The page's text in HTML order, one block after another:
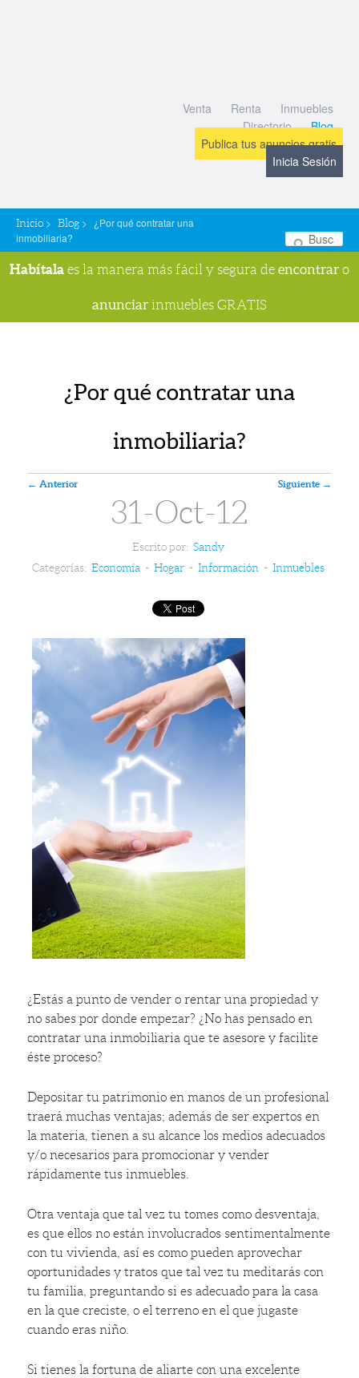
Venta Renta
Inmuebles
Directorio
Blog
Publica tus anuncios gratis
Inicia Sesión
Inicio > Blog > ¿Por qué contratar una
inmobiliaria?
Habítala es la manera más fácil y segura de encontrar o
anunciar inmuebles GRATIS
¿Por qué contratar una
inmobiliaria?
Navegador de artículos
← Anterior Siguiente →
31-Oct-12
Escrito por: Sandy
Categorías: Economía - Hogar - Información - Inmuebles
¿Estás a punto de vender o rentar una propiedad y
no sabes por donde empezar? ¿No has pensado en
contratar una inmobiliaria que te asesore y facilite
éste proceso?
Depositar tu patrimonio en manos de un profesional
traerá muchas ventajas; además de ser expertos en
la materia, tienen a su alcance los medios adecuados
y/o necesarios para promocionar y vender
rápidamente tus inmuebles.
Otra ventaja que tal vez tu tomes como desventaja,
es que ellos no están involucrados sentimentalmente
con tu vivienda, así es como pueden aprovechar
oportunidades y tratos que tal vez tu meditarás con
tu familia, preguntando si es adecuado para la casa
en la que creciste, o el terreno en el que jugaste
cuando eras niño.
Si tienes la fortuna de aliarte con una excelente